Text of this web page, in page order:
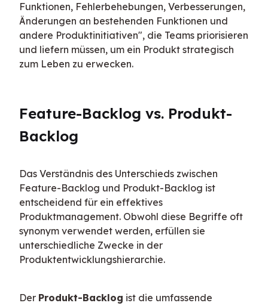
Funktionen, Fehlerbehebungen, Verbesserungen,
Änderungen an bestehenden Funktionen und
andere Produktinitiativen", die Teams priorisieren
und liefern müssen, um ein Produkt strategisch
zum Leben zu erwecken.
Feature-Backlog vs. Produkt-
Backlog
Das Verständnis des Unterschieds zwischen
Feature-Backlog und Produkt-Backlog ist
entscheidend für ein effektives
Produktmanagement. Obwohl diese Begriffe oft
synonym verwendet werden, erfüllen sie
unterschiedliche Zwecke in der
Produktentwicklungshierarchie.
Der Produkt-Backlog ist die umfassende